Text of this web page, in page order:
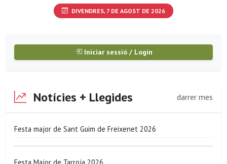
DIVENDRES, 7 DE AGOST DE 2026
Iniciar sessió / Login
Notícies + Llegides darrer mes
Festa major de Sant Guim de Freixenet 2026